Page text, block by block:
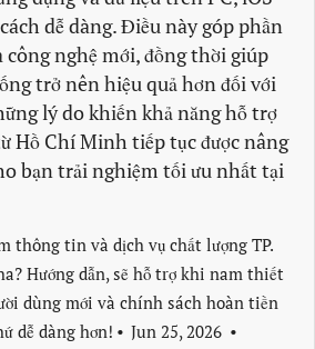
dễ dàng. Điều này góp phần
công nghệ mới, đồng thời giúp
trở nên hiệu quả hơn đối với
lý do khiến khả năng hỗ trợ
Hồ Chí Minh tiếp tục được nâng
bạn trải nghiệm tối ưu nhất tại
thông tin và dịch vụ chất lượng TP.
Hướng dẫn, sẽ hỗ trợ khi nam thiết
dùng mới và chính sách hoàn tiền
dễ dàng hơn!
Jun 25, 2026